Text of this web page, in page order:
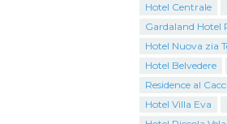
Hotel Centrale
Gardaland Hotel
Hotel Nuova zia
Hotel Belvedere
Residence al
Hotel Villa Eva